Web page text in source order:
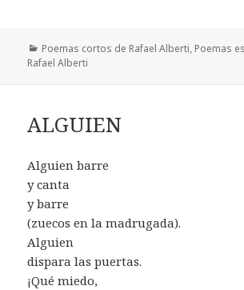
Categorías
Poemas cortos de Rafael Alberti, Poemas
Rafael Alberti
ALGUIEN
Alguien barre
y canta
y barre
(zuecos en la madrugada).
Alguien
dispara las puertas.
¡Qué miedo,